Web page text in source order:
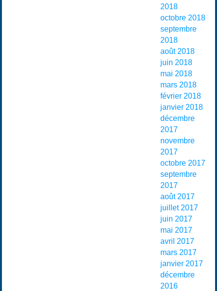
2018
octobre 2018
septembre
2018
août 2018
juin 2018
mai 2018
mars 2018
février 2018
janvier 2018
décembre
2017
novembre
2017
octobre 2017
septembre
2017
août 2017
juillet 2017
juin 2017
mai 2017
avril 2017
mars 2017
janvier 2017
décembre
2016